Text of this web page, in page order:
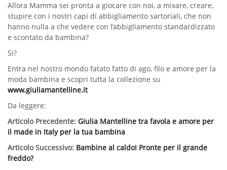
Allora Mamma sei pronta a giocare con noi, a mixare, creare,
stupire con i nostri capi di abbigliamento sartoriali, che non
hanno nulla a che vedere con l’abbigliamento standardizzato
e scontato da bambina?
Si?
Entra nel nostro mondo fatato fatto di ago, filo e amore per la
moda bambina e scopri tutta la collezione su
www.giuliamantelline.it
Da leggere:
Articolo Precedente: Giulia Mantelline tra favola e amore per
il made in Italy per la tua bambina
Articolo Successivo: Bambine al caldo! Pronte per il grande
freddo?